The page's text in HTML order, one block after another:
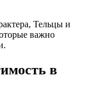
Тельцы и
важно
в